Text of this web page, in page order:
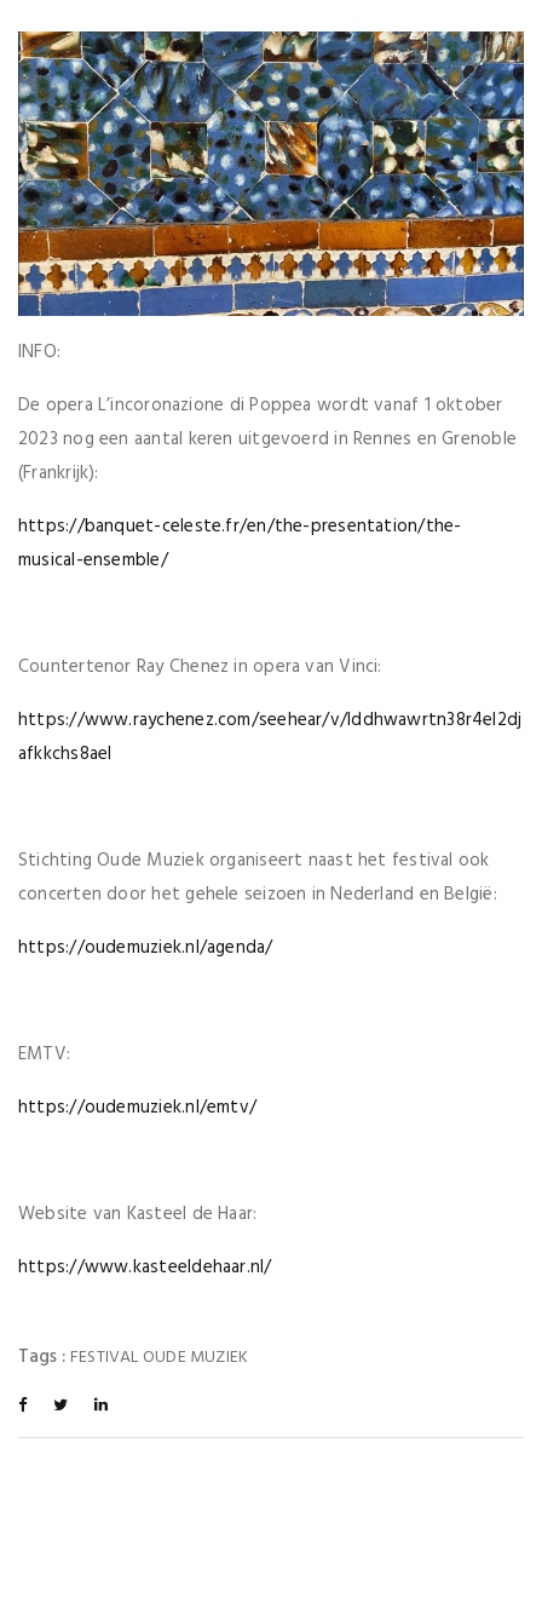
INFO:
De opera L’incoronazione di Poppea wordt vanaf 1 oktober
2023 nog een aantal keren uitgevoerd in Rennes en Grenoble
(Frankrijk):
https://banquet-celeste.fr/en/the-presentation/the-
musical-ensemble/
Countertenor Ray Chenez in opera van Vinci:
https://www.raychenez.com/seehear/v/lddhwawrtn38r4el2dj
afkkchs8ael
Stichting Oude Muziek organiseert naast het festival ook
concerten door het gehele seizoen in Nederland en België:
https://oudemuziek.nl/agenda/
EMTV:
https://oudemuziek.nl/emtv/
Website van Kasteel de Haar:
https://www.kasteeldehaar.nl/
Tags : FESTIVAL OUDE MUZIEK